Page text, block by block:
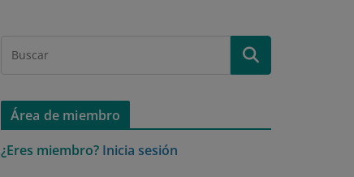
Área de miembro
¿Eres miembro? Inicia sesión